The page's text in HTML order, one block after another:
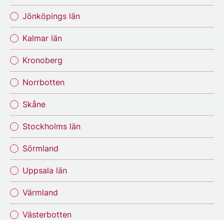
Jönköpings län
Kalmar län
Kronoberg
Norrbotten
Skåne
Stockholms län
Sörmland
Uppsala län
Värmland
Västerbotten